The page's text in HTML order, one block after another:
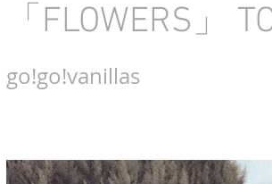
「FLOWERS」
go!go!vanillas